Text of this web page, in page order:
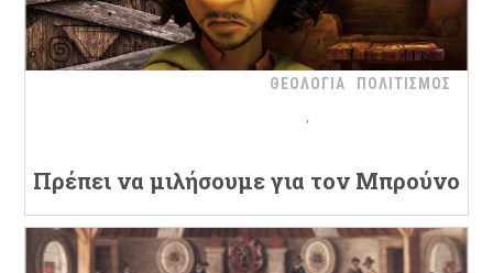
ΘΕΟΛΟΓΙΑ ΠΟΛΙΤΙΣΜΟΣ
Πρέπει να μιλήσουμε για τον Μπρούνο